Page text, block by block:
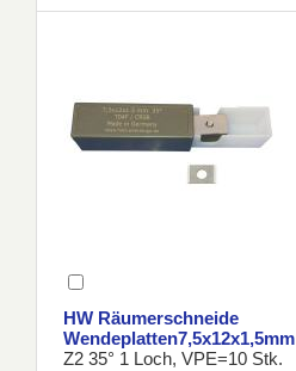
HW Räumerschneide
Wendeplatten7,5x12x1,5mm
Z2 35° 1 Loch, VPE=10 Stk.